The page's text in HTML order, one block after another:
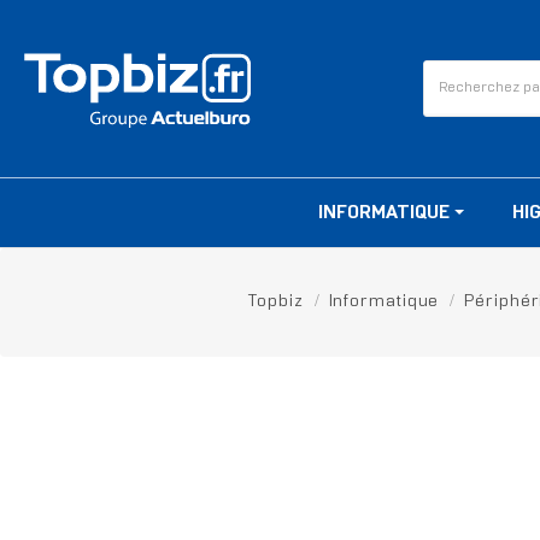
INFORMATIQUE
Topbiz Informatique